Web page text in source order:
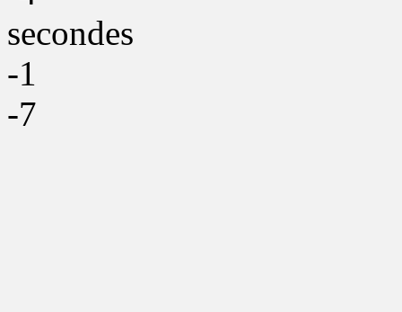
secondes
-1
-7